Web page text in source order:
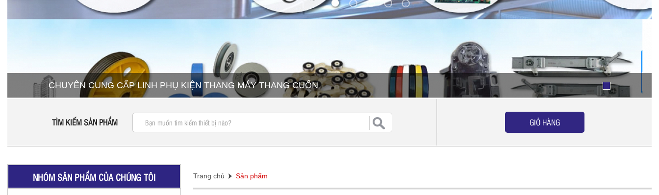
CHUYÊN CUNG CẤP LINH PHỤ KIỆN THANG MÁY THANG CUỐN
TÌM KIẾM SẢN PHẨM GIỎ HÀNG
NHÓM SẢN PHẨM CỦA CHÚNG TÔI Trang chủ Sản phẩm